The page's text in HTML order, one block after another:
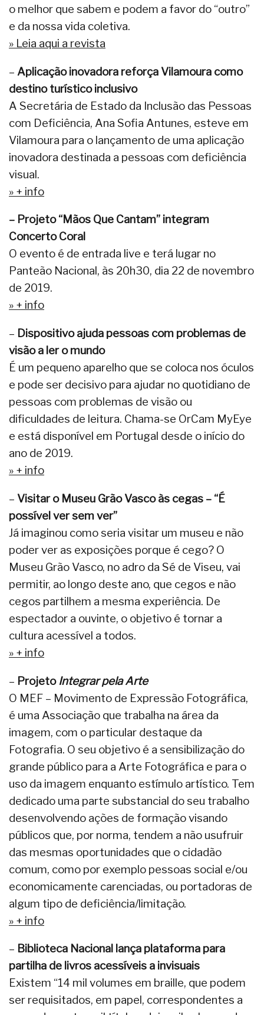
o melhor que sabem e podem a favor do “outro”
e da nossa vida coletiva.
» Leia aqui a revista
– Aplicação inovadora reforça Vilamoura como
destino turístico inclusivo
A Secretária de Estado da Inclusão das Pessoas
com Deficiência, Ana Sofia Antunes, esteve em
Vilamoura para o lançamento de uma aplicação
inovadora destinada a pessoas com deficiência
visual.
» + info
– Projeto “Mãos Que Cantam” integram
Concerto Coral
O evento é de entrada live e terá lugar no
Panteão Nacional, às 20h30, dia 22 de novembro
de 2019.
» + info
– Dispositivo ajuda pessoas com problemas de
visão a ler o mundo
É um pequeno aparelho que se coloca nos óculos
e pode ser decisivo para ajudar no quotidiano de
pessoas com problemas de visão ou
dificuldades de leitura. Chama-se OrCam MyEye
e está disponível em Portugal desde o início do
ano de 2019.
» + info
– Visitar o Museu Grão Vasco às cegas – “É
possível ver sem ver”
Já imaginou como seria visitar um museu e não
poder ver as exposições porque é cego? O
Museu Grão Vasco, no adro da Sé de Viseu, vai
permitir, ao longo deste ano, que cegos e não
cegos partilhem a mesma experiência. De
espectador a ouvinte, o objetivo é tornar a
cultura acessível a todos.
» + info
– Projeto Integrar pela Arte
O MEF – Movimento de Expressão Fotográfica,
é uma Associação que trabalha na área da
imagem, com o particular destaque da
Fotografia. O seu objetivo é a sensibilização do
grande público para a Arte Fotográfica e para o
uso da imagem enquanto estímulo artístico. Tem
dedicado uma parte substancial do seu trabalho
desenvolvendo ações de formação visando
públicos que, por norma, tendem a não usufruir
das mesmas oportunidades que o cidadão
comum, como por exemplo pessoas social e/ou
economicamente carenciadas, ou portadoras de
algum tipo de deficiência/limitação.
» + info
– Biblioteca Nacional lança plataforma para
partilha de livros acessíveis a invisuais
Existem “14 mil volumes em braille, que podem
ser requisitados, em papel, correspondentes a